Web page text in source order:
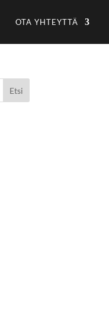
OTA YHTEYTTÄ
Etsi